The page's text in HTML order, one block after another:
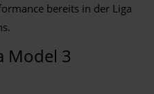
bereits in der Liga
Model 3